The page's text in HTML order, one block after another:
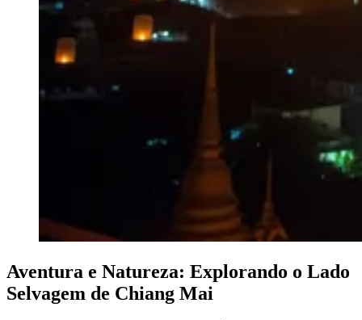
Aventura e Natureza: Explorando o Lado
Selvagem de Chiang Mai